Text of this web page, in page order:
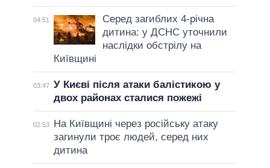
04:51
Серед загиблих 4-річна
дитина: у ДСНС уточнили
наслідки обстрілу на
Київщині
03:47 У Києві після атаки балістикою у
двох районах сталися пожежі
02:53
На Київщині через російську атаку
загинули троє людей, серед них
дитина